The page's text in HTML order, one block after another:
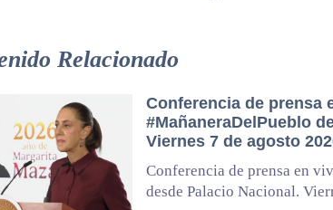
Relacionado
Conferencia de prensa
#MañaneraDelPueblo
Viernes 7 de agosto
Conferencia de prensa en
desde Palacio Nacional.